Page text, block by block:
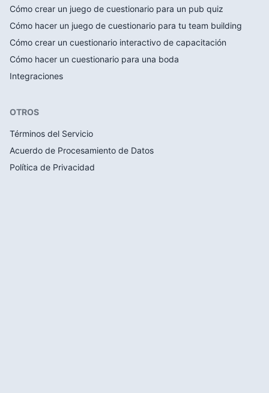
Cómo crear un juego de cuestionario para un pub quiz
Cómo hacer un juego de cuestionario para tu team building
Cómo crear un cuestionario interactivo de capacitación
Cómo hacer un cuestionario para una boda
Integraciones
OTROS
Términos del Servicio
Acuerdo de Procesamiento de Datos
Política de Privacidad